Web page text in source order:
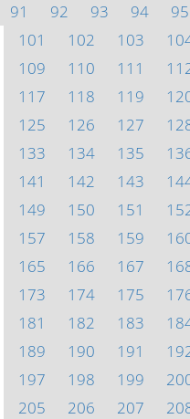
91
92 93 94 95
101
102 103
109
110 111
117
118 119
125
126 127
133
134 135
141
142 143
149
150 151
157
158 159
165
166 167
173
174 175
181
182 183
189
190 191
197
198 199
205
206 207